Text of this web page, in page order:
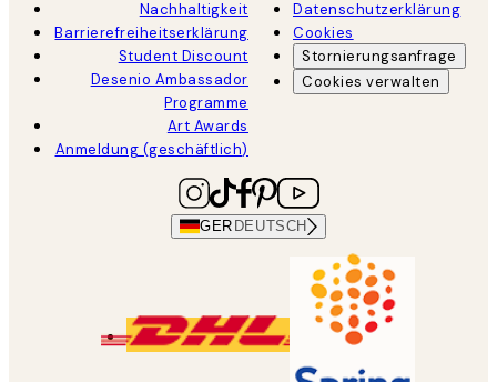
Nachhaltigkeit
Barrierefreiheitserklärung
Student Discount
Desenio Ambassador
Programme
Art Awards
Anmeldung (geschäftlich)
Datenschutzerklärung
Cookies
Stornierungsanfrage
Cookies verwalten
GER DEUTSCH